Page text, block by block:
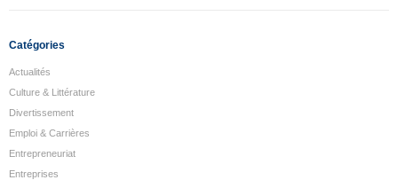
Catégories
Actualités
Culture & Littérature
Divertissement
Emploi & Carrières
Entrepreneuriat
Entreprises